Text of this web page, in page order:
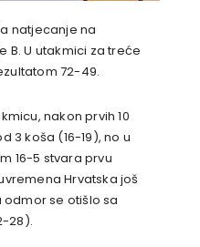
natjecanje na
B. U utakmici za treće
72-49.
nakon prvih 10
3 koša (16-19), no u
16-5 stvara prvu
Hrvatska još
odmor se otišlo sa
28).